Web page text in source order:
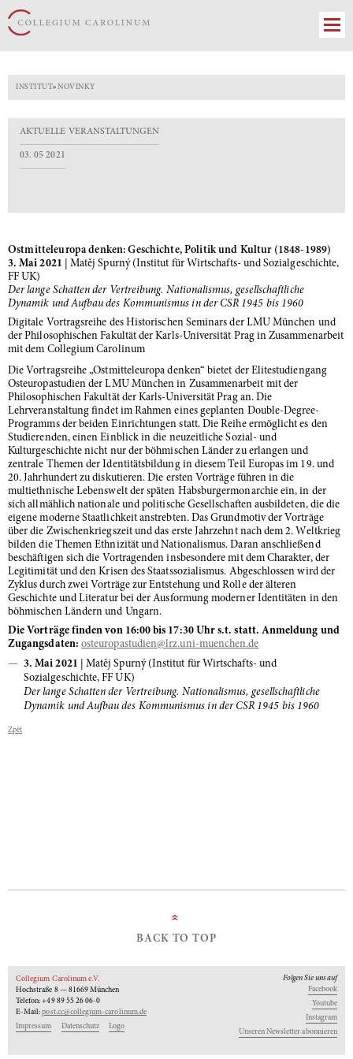
INSTITUT» NOVINKY
AKTUELLE VERANSTALTUNGEN
03. 05 2021
Ostmitteleuropa denken: Geschichte, Politik und Kultur (1848-1989)
3. Mai 2021 | Matěj Spurný (Institut für Wirtschafts- und Sozialgeschichte,
FF UK)
Der lange Schatten der Vertreibung. Nationalismus, gesellschaftliche
Dynamik und Aufbau des Kommunismus in der CSR 1945 bis 1960
Digitale Vortragsreihe des Historischen Seminars der LMU München und
der Philosophischen Fakultät der Karls-Universität Prag in Zusammenarbeit
mit dem Collegium Carolinum
Die Vortragsreihe „Ostmitteleuropa denken“ bietet der Elitestudiengang
Osteuropastudien der LMU München in Zusammenarbeit mit der
Philosophischen Fakultät der Karls-Universität Prag an. Die
Lehrveranstaltung findet im Rahmen eines geplanten Double-Degree-
Programms der beiden Einrichtungen statt. Die Reihe ermöglicht es den
Studierenden, einen Einblick in die neuzeitliche Sozial- und
Kulturgeschichte nicht nur der böhmischen Länder zu erlangen und
zentrale Themen der Identitätsbildung in diesem Teil Europas im 19. und
20. Jahrhundert zu diskutieren. Die ersten Vorträge führen in die
multiethnische Lebenswelt der späten Habsburgermonarchie ein, in der
sich allmählich nationale und politische Gesellschaften ausbildeten, die die
eigene moderne Staatlichkeit anstrebten. Das Grundmotiv der Vorträge
über die Zwischenkriegszeit und das erste Jahrzehnt nach dem 2. Weltkrieg
bilden die Themen Ethnizität und Nationalismus. Daran anschließend
beschäftigen sich die Vortragenden insbesondere mit dem Charakter, der
Legitimität und den Krisen des Staatssozialismus. Abgeschlossen wird der
Zyklus durch zwei Vorträge zur Entstehung und Rolle der älteren
Geschichte und Literatur bei der Ausformung moderner Identitäten in den
böhmischen Ländern und Ungarn.
Die Vorträge finden von 16:00 bis 17:30 Uhr s.t. statt. Anmeldung und
Zugangsdaten: osteuropastudien@lrz.uni-muenchen.de
3. Mai 2021 | Matěj Spurný (Institut für Wirtschafts- und
Sozialgeschichte, FF UK)
Der lange Schatten der Vertreibung. Nationalismus, gesellschaftliche
Dynamik und Aufbau des Kommunismus in der CSR 1945 bis 1960
Zpět
»
BACK TO TOP
Collegium Carolinum e.V.
Hochstraße 8 — 81669 München
Telefon: +49 89 55 26 06-0
E-Mail:post.cc@collegium-carolinum.de
Impressum
Datenschutz Logo
Folgen Sie uns auf
Facebook
Youtube
Instagram
Unseren Newsletter abonnieren